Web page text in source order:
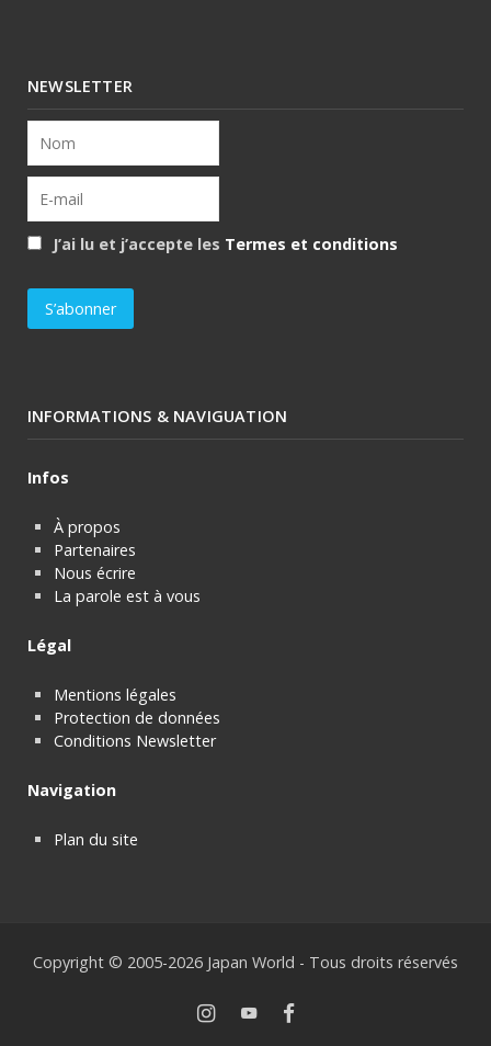
NEWSLETTER
J’ai lu et j’accepte les Termes et conditions
INFORMATIONS & NAVIGUATION
Infos
À propos
Partenaires
Nous écrire
La parole est à vous
Légal
Mentions légales
Protection de données
Conditions Newsletter
Navigation
Plan du site
Copyright © 2005-2026 Japan World - Tous droits réservés